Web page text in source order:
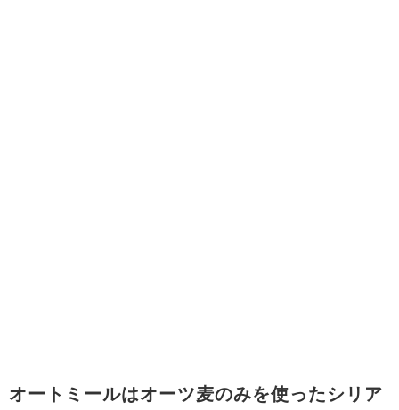
オートミールはオーツ麦のみを使ったシリア